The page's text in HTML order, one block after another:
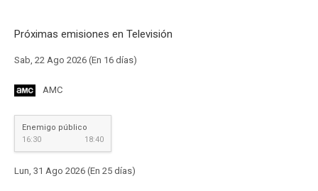
Próximas emisiones en Televisión
Sab, 22 Ago 2026 (En 16 días)
AMC
Enemigo público
16:30
18:40
Lun, 31 Ago 2026 (En 25 días)